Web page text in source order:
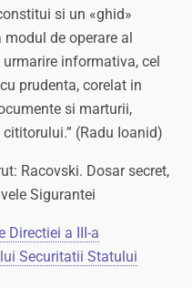
si un «ghid»
de operare al
informativa, cel
prudenta, corelat in
si marturii,
(Radu Ioanid)
Racovski. Dosar secret,
Sigurantei
Directiei a III-a
Securitatii Statului